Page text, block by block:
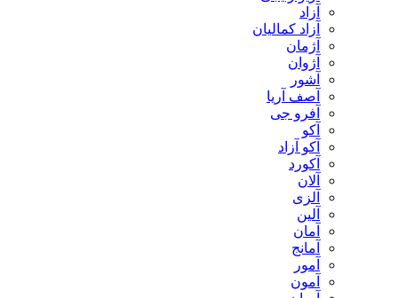
آزاد
آزاد کمالیان
آژمان
آژوان
آشور
آصف آریا
آفرو جی
آکو
آکو آزاد
آکورد
آلان
آلزی
آلین
آمان
آمانج
آمور
آمون